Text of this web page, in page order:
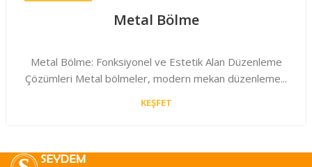
Metal Bölme
Metal Bölme: Fonksiyonel ve Estetik Alan Düzenleme
Çözümleri Metal bölmeler, modern mekan düzenleme...
KEŞFET